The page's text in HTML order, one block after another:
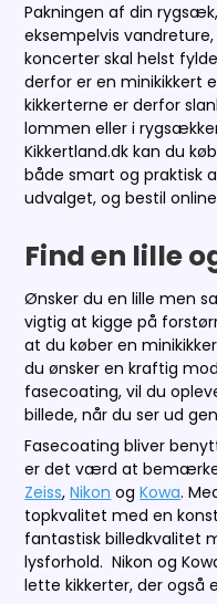
Pakningen af din
eksempelvis
koncerter skal helst
derfor er en minikikkert
kikkerterne er derfor
lommen eller i
Kikkertland.dk kan du
både smart og praktisk
udvalget, og bestil
Find en lille
Ønsker du en lille men
vigtig at kigge på
at du køber en
du ønsker en kraftig
fasecoating, vil du
billede, når du ser ud
Fasecoating bliver
er det værd at bemærke
Zeiss,Nikon ogKowa.
topkvalitet med en
fantastisk billedkvalitet
lysforhold. Nikon og
lette kikkerter, der også